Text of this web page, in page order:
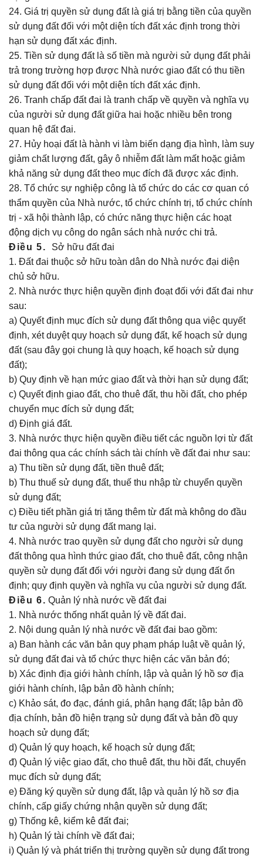
24. Giá trị quyền sử dụng đất là giá trị bằng tiền của quyền
sử dụng đất đối với một diện tích đất xác định trong thời
hạn sử dụng đất xác định.
25. Tiền sử dụng đất là số tiền mà người sử dụng đất phải
trả trong trường hợp được Nhà nước giao đất có thu tiền
sử dụng đất đối với một diện tích đất xác định.
26. Tranh chấp đất đai là tranh chấp về quyền và nghĩa vụ
của người sử dụng đất giữa hai hoặc nhiều bên trong
quan hệ đất đai.
27. Hủy hoại đất là hành vi làm biến dạng địa hình, làm suy
giảm chất lượng đất, gây ô nhiễm đất làm mất hoặc giảm
khả năng sử dụng đất theo mục đích đã được xác định.
28. Tổ chức sự nghiệp công là tổ chức do các cơ quan có
thẩm quyền của Nhà nước, tổ chức chính trị, tổ chức chính
trị - xã hội thành lập, có chức năng thực hiện các hoạt
động dịch vụ công do ngân sách nhà nước chi trả.
Điều 5.
Sở hữu đất đai
1. Đất đai thuộc sở hữu toàn dân do Nhà nước đại diện
chủ sở hữu.
2. Nhà nước thực hiện quyền định đoạt đối với đất đai như
sau:
a) Quyết định mục đích sử dụng đất thông qua việc quyết
định, xét duyệt quy hoạch sử dụng đất, kế hoạch sử dụng
đất (sau đây gọi chung là quy hoạch, kế hoạch sử dụng
đất);
b) Quy định về hạn mức giao đất và thời hạn sử dụng đất;
c) Quyết định giao đất, cho thuê đất, thu hồi đất, cho phép
chuyển mục đích sử dụng đất;
d) Định giá đất.
3. Nhà nước thực hiện quyền điều tiết các nguồn lợi từ đất
đai thông qua các chính sách tài chính về đất đai như sau:
a) Thu tiền sử dụng đất, tiền thuê đất;
b) Thu thuế sử dụng đất, thuế thu nhập từ chuyển quyền
sử dụng đất;
c) Điều tiết phần giá trị tăng thêm từ đất mà không do đầu
tư của người sử dụng đất mang lại.
4. Nhà nước trao quyền sử dụng đất cho người sử dụng
đất thông qua hình thức giao đất, cho thuê đất, công nhận
quyền sử dụng đất đối với người đang sử dụng đất ổn
định; quy định quyền và nghĩa vụ của người sử dụng đất.
Điều 6. Quản lý nhà nước về đất đai
1. Nhà nước thống nhất quản lý về đất đai.
2. Nội dung quản lý nhà nước về đất đai bao gồm:
a) Ban hành các văn bản quy phạm pháp luật về quản lý,
sử dụng đất đai và tổ chức thực hiện các văn bản đó;
b) Xác định địa giới hành chính, lập và quản lý hồ sơ địa
giới hành chính, lập bản đồ hành chính;
c) Khảo sát, đo đạc, đánh giá, phân hạng đất; lập bản đồ
địa chính, bản đồ hiện trạng sử dụng đất và bản đồ quy
hoạch sử dụng đất;
d) Quản lý quy hoạch, kế hoạch sử dụng đất;
đ) Quản lý việc giao đất, cho thuê đất, thu hồi đất, chuyển
mục đích sử dụng đất;
e) Đăng ký quyền sử dụng đất, lập và quản lý hồ sơ địa
chính, cấp giấy chứng nhận quyền sử dụng đất;
g) Thống kê, kiểm kê đất đai;
h) Quản lý tài chính về đất đai;
i) Quản lý và phát triển thị trường quyền sử dụng đất trong